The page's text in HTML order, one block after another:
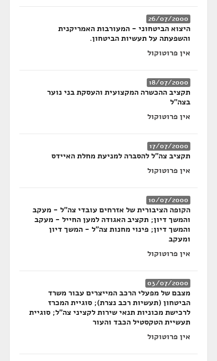
26/07/2000
היצוא הביטחוני - המעורבות האמריקנית
והשפעתה על תעשיות הביטחון.
אין פרוטוקול
18/07/2000
תקציב ההכשרה המקצועית והעסקת בני נוער
בצה"ל
אין פרוטוקול
17/07/2000
תקציב צה"ל להסברה למניעת מחלת האיידס
אין פרוטוקול
10/07/2000
הקופה הציבורית של אזרחים עובדי צה"ל - מעקב
והמשך דיון; תקציב האגודה למען החייל - מעקב
והמשך דיון; פינוי מחנות צה"ל - המשך דיון
ומעקב
אין פרוטוקול
03/07/2000
מצבם של מפעלי הרכב המייצרים עבור משרד
הביטחון (תעשיות רכב נצרת); סוגיית המכרז
לרכישת מכוניות תנאי שירות לקציני צה"ל; סוגיית
תעשיית הטקסטיל הכבד והעור
אין פרוטוקול